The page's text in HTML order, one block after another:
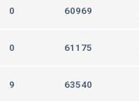
0 60969
0 61175
9 63540